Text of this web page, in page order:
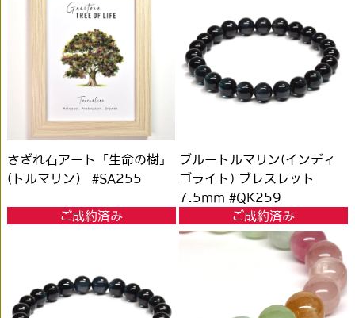
さざれ石アート「生命の樹」
(トルマリン） #SA255
ご成約済み
ブルートルマリン(インディ
ゴライト) ブレスレット
7.5mm #QK259
ご成約済み